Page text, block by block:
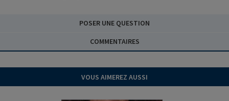
POSER UNE QUESTION
COMMENTAIRES
VOUS AIMEREZ AUSSI